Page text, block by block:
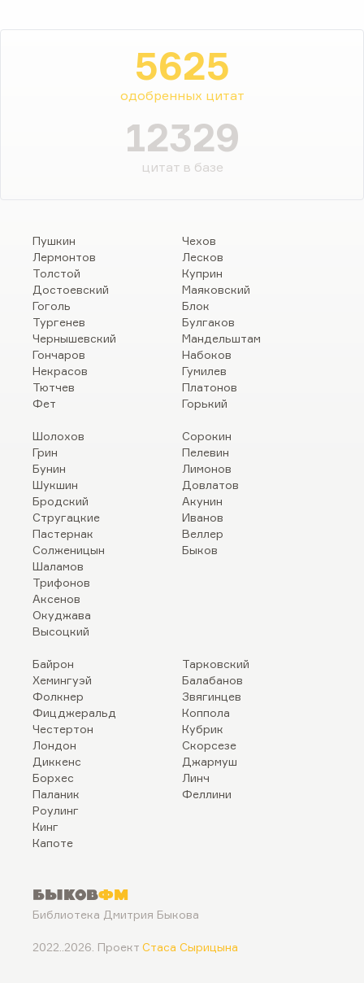
5625
одобренных цитат
12329
цитат в базе
Пушкин
Лермонтов
Толстой
Достоевский
Гоголь
Тургенев
Чернышевский
Гончаров
Некрасов
Тютчев
Фет
Чехов
Лесков
Куприн
Маяковский
Блок
Булгаков
Мандельштам
Набоков
Гумилев
Платонов
Горький
Шолохов
Грин
Бунин
Шукшин
Бродский
Стругацкие
Пастернак
Солженицын
Шаламов
Трифонов
Аксенов
Окуджава
Высоцкий
Сорокин
Пелевин
Лимонов
Довлатов
Акунин
Иванов
Веллер
Быков
Байрон
Хемингуэй
Фолкнер
Фицджеральд
Честертон
Лондон
Диккенс
Борхес
Паланик
Роулинг
Кинг
Капоте
Тарковский
Балабанов
Звягинцев
Коппола
Кубрик
Скорсезе
Джармуш
Линч
Феллини
БыковФМ
Библиотека Дмитрия Быкова
2022..2026. Проект Стаса Сырицына